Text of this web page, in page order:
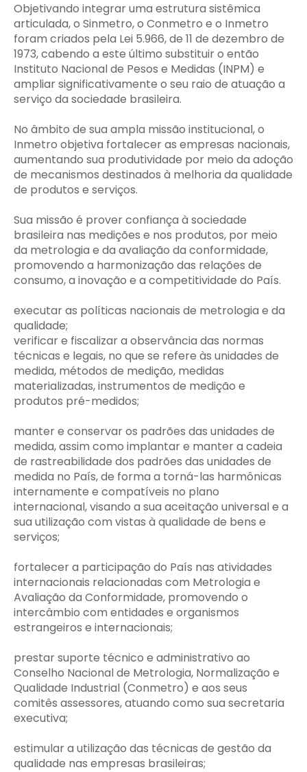
Objetivando integrar uma estrutura sistêmica
articulada, o Sinmetro, o Conmetro e o Inmetro
foram criados pela Lei 5.966, de 11 de dezembro de
1973, cabendo a este último substituir o então
Instituto Nacional de Pesos e Medidas (INPM) e
ampliar significativamente o seu raio de atuação a
serviço da sociedade brasileira.
No âmbito de sua ampla missão institucional, o
Inmetro objetiva fortalecer as empresas nacionais,
aumentando sua produtividade por meio da adoção
de mecanismos destinados à melhoria da qualidade
de produtos e serviços.
Sua missão é prover confiança à sociedade
brasileira nas medições e nos produtos, por meio
da metrologia e da avaliação da conformidade,
promovendo a harmonização das relações de
consumo, a inovação e a competitividade do País.
executar as políticas nacionais de metrologia e da
qualidade;
verificar e fiscalizar a observância das normas
técnicas e legais, no que se refere às unidades de
medida, métodos de medição, medidas
materializadas, instrumentos de medição e
produtos pré-medidos;
manter e conservar os padrões das unidades de
medida, assim como implantar e manter a cadeia
de rastreabilidade dos padrões das unidades de
medida no País, de forma a torná-las harmônicas
internamente e compatíveis no plano
internacional, visando a sua aceitação universal e a
sua utilização com vistas à qualidade de bens e
serviços;
fortalecer a participação do País nas atividades
internacionais relacionadas com Metrologia e
Avaliação da Conformidade, promovendo o
intercâmbio com entidades e organismos
estrangeiros e internacionais;
prestar suporte técnico e administrativo ao
Conselho Nacional de Metrologia, Normalização e
Qualidade Industrial (Conmetro) e aos seus
comitês assessores, atuando como sua secretaria
executiva;
estimular a utilização das técnicas de gestão da
qualidade nas empresas brasileiras;